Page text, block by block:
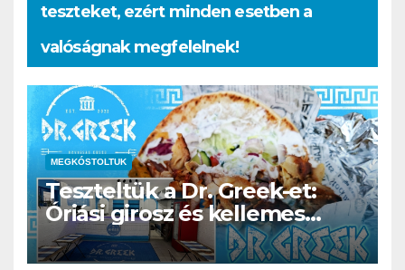
teszteket, ezért minden esetben a
valóságnak megfelelnek!
MEGKÓSTOLTUK
Teszteltük a Dr. Greek-et:
Óriási girosz és kellemes
kerthelyiség Csepel szívében